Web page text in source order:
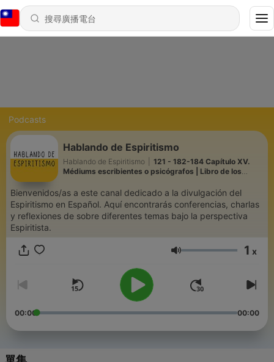
Podcasts
Hablando de Espiritismo
Hablando de Espiritismo
121 - 182-184 Capítulo XV.
Médiums escribientes o psicógrafos | Libro de los
Bienvenidos/as a este canal dedicado a la divulgación del
Espiritismo en Español. Aquí encontrarás conferencias, charlas
y reflexiones de sobre diferentes temas bajo la perspectiva
Espiritista.
音量 1 x
00:00 00:00